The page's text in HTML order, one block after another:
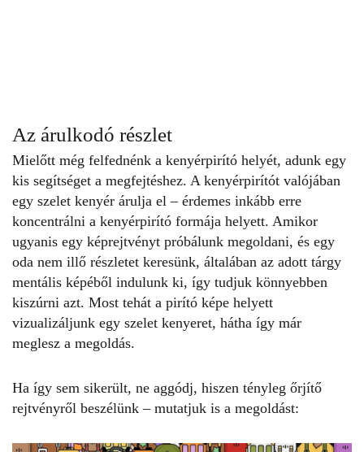
Az árulkodó részlet
Mielőtt még felfednénk a kenyérpirító helyét, adunk egy
kis segítséget a megfejtéshez. A kenyérpirítót valójában
egy szelet kenyér árulja el – érdemes inkább erre
koncentrálni a kenyérpirító formája helyett. Amikor
ugyanis egy képrejtvényt próbálunk megoldani, és egy
oda nem illő részletet keresünk, általában az adott tárgy
mentális képéből indulunk ki, így tudjuk könnyebben
kiszúrni azt. Most tehát a pirító képe helyett
vizualizáljunk egy szelet kenyeret, hátha így már
meglesz a megoldás.
Ha így sem sikerült, ne aggódj, hiszen tényleg őrjítő
rejtvényről beszélünk – mutatjuk is a megoldást: